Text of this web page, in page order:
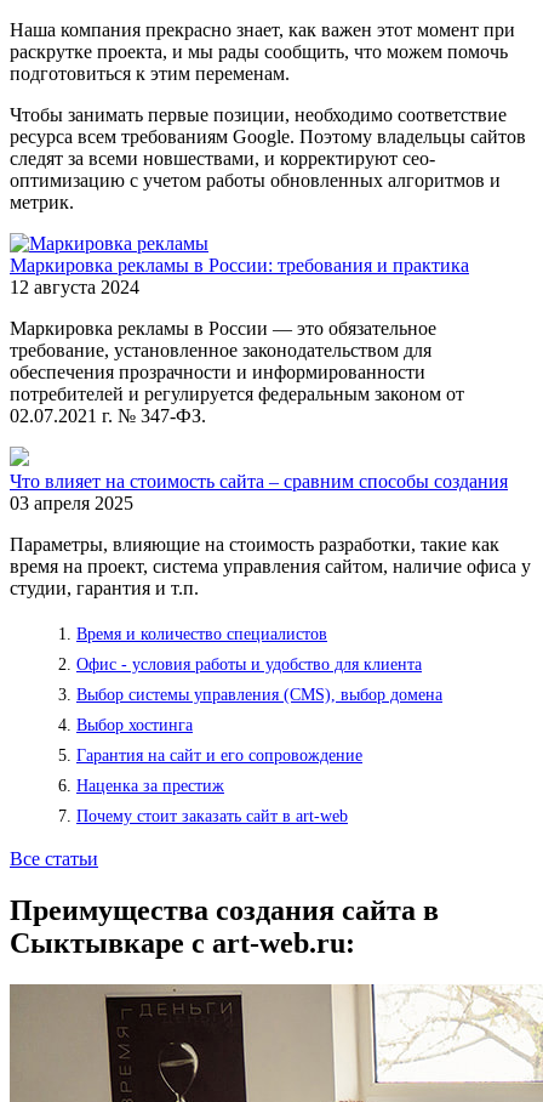
Наша компания прекрасно знает, как важен этот момент при
раскрутке проекта, и мы рады сообщить, что можем помочь
подготовиться к этим переменам.
Чтобы занимать первые позиции, необходимо соответствие
ресурса всем требованиям Google. Поэтому владельцы сайтов
следят за всеми новшествами, и корректируют сео-
оптимизацию с учетом работы обновленных алгоритмов и
метрик.
Маркировка рекламы в России: требования и практика
12 августа 2024
Маркировка рекламы в России — это обязательное
требование, установленное законодательством для
обеспечения прозрачности и информированности
потребителей и регулируется федеральным законом от
02.07.2021 г. № 347-ФЗ.
Что влияет на стоимость сайта – сравним способы создания
03 апреля 2025
Параметры, влияющие на стоимость разработки, такие как
время на проект, система управления сайтом, наличие офиса у
студии, гарантия и т.п.
Время и количество специалистов
Офис - условия работы и удобство для клиента
Выбор системы управления (CMS), выбор домена
Выбор хостинга
Гарантия на сайт и его сопровождение
Наценка за престиж
Почему стоит заказать сайт в art-web
Все статьи
Преимущества создания сайта в
Сыктывкаре с art-web.ru: